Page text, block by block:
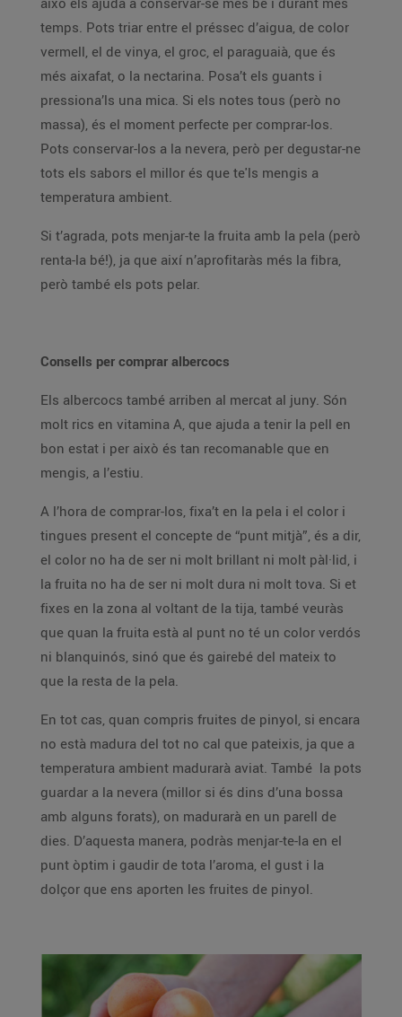
temps. Pots triar entre el préssec d’aigua, de color
vermell, el de vinya, el groc, el paraguaià, que és
més aixafat, o la nectarina. Posa’t els guants i
pressiona’ls una mica. Si els notes tous (però no
massa), és el moment perfecte per comprar-los.
Pots conservar-los a la nevera, però per degustar-ne
tots els sabors el millor és que te'ls mengis a
temperatura ambient.
Si t’agrada, pots menjar-te la fruita amb la pela (però
renta-la bé!), ja que així n’aprofitaràs més la fibra,
però també els pots pelar.
Consells per comprar albercocs
Els albercocs també arriben al mercat al juny. Són
molt rics en vitamina A, que ajuda a tenir la pell en
bon estat i per això és tan recomanable que en
mengis, a l’estiu.
A l’hora de comprar-los, fixa’t en la pela i el color i
tingues present el concepte de “punt mitjà”, és a dir,
el color no ha de ser ni molt brillant ni molt pàl·lid, i
la fruita no ha de ser ni molt dura ni molt tova. Si et
fixes en la zona al voltant de la tija, també veuràs
que quan la fruita està al punt no té un color verdós
ni blanquinós, sinó que és gairebé del mateix to
que la resta de la pela.
En tot cas, quan compris fruites de pinyol, si encara
no està madura del tot no cal que pateixis, ja que a
temperatura ambient madurarà aviat. També la pots
guardar a la nevera (millor si és dins d’una bossa
amb alguns forats), on madurarà en un parell de
dies. D’aquesta manera, podràs menjar-te-la en el
punt òptim i gaudir de tota l’aroma, el gust i la
dolçor que ens aporten les fruites de pinyol.